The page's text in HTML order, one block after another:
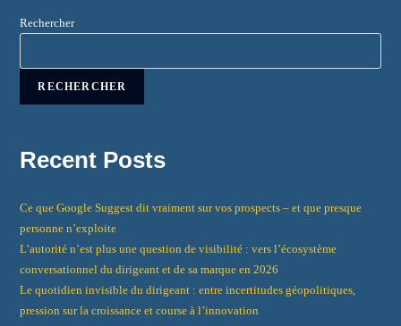
Rechercher
RECHERCHER
Recent Posts
Ce que Google Suggest dit vraiment sur vos prospects – et que presque
personne n’exploite
L’autorité n’est plus une question de visibilité : vers l’écosystème
conversationnel du dirigeant et de sa marque en 2026
Le quotidien invisible du dirigeant : entre incertitudes géopolitiques,
pression sur la croissance et course à l’innovation